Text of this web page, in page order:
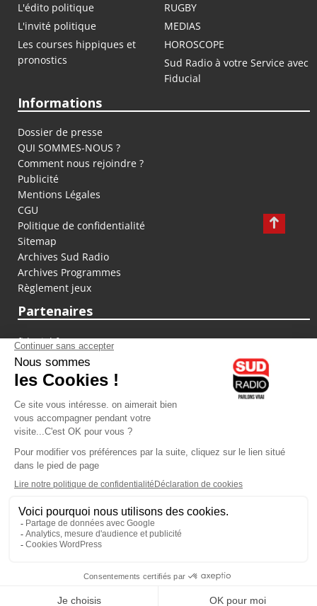
L'édito politique
RUGBY
L'invité politique
MEDIAS
Les courses hippiques et
pronostics
HOROSCOPE
Sud Radio à votre Service avec
Fiducial
Informations
Dossier de presse
QUI SOMMES-NOUS ?
Comment nous rejoindre ?
Publicité
Mentions Légales
CGU
Politique de confidentialité
Sitemap
Archives Sud Radio
Archives Programmes
Règlement jeux
Partenaires
fiducial.fr
lyoncapitale.fr
olympique-et-lyonnais.com
L'application Iphone / Android
Téléchargez l'application
Les cookies
Gestion des cookies
Crédit photos : ©Sud Radio / Pierre Olivier
Christophe Jicquel
Judith Beller